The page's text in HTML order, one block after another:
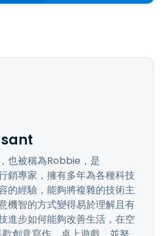
也被稱為Robbie，是
銷專家，擁有多年為各種科技
的經驗，能夠將複雜的技術主
機智的方式變得易於理解且有
進步如何能夠改善生活，在空